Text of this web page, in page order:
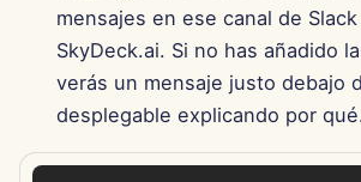
27 de diciembre de 2024
20 de diciembre de 2024
mensajes en ese canal de
SkyDeck.ai. Si no has añadido
verás un mensaje justo debajo
desplegable explicando por